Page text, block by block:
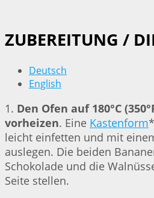
ZUBEREITUNG /
Deutsch
English
1. Den Ofen auf 180°C
vorheizen. Eine Kastenform
leicht einfetten und mit
auslegen. Die beiden
Schokolade und die
Seite stellen.